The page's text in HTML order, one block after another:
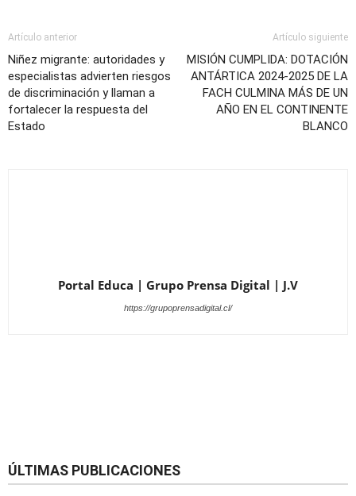
Artículo anterior
Niñez migrante: autoridades y
especialistas advierten riesgos
de discriminación y llaman a
fortalecer la respuesta del
Estado
Artículo siguiente
MISIÓN CUMPLIDA: DOTACIÓN
ANTÁRTICA 2024-2025 DE LA
FACH CULMINA MÁS DE UN
AÑO EN EL CONTINENTE
BLANCO
Portal Educa | Grupo Prensa Digital | J.V
https://grupoprensadigital.cl/
ÚLTIMAS PUBLICACIONES